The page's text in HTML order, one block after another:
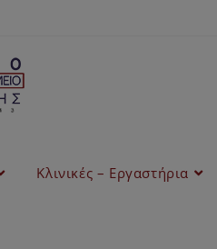
Κλινικές – Εργαστήρια